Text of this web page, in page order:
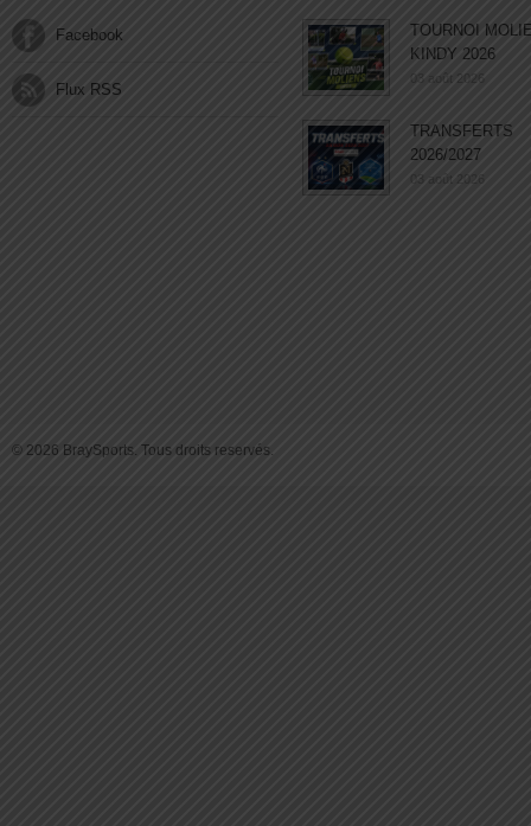
Facebook
Flux RSS
TOURNOI
KINDY 2026
03 août 2026
TRANSFERTS
2026/2027
03 août 2026
© 2026 BraySports. Tous droits reservés.